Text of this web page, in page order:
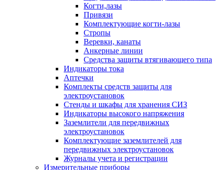
Когти,лазы
Привязи
Комплектующие когти-лазы
Стропы
Веревки, канаты
Анкерные линии
Средства защиты втягивающего типа
Индикаторы тока
Аптечки
Комплекты средств защиты для
электроустановок
Стенды и шкафы для хранения СИЗ
Индикаторы высокого напряжения
Заземлители для передвижных
электроустановок
Комплектующие заземлителей для
передвижных электроустановок
Журналы учета и регистрации
Измерительные приборы